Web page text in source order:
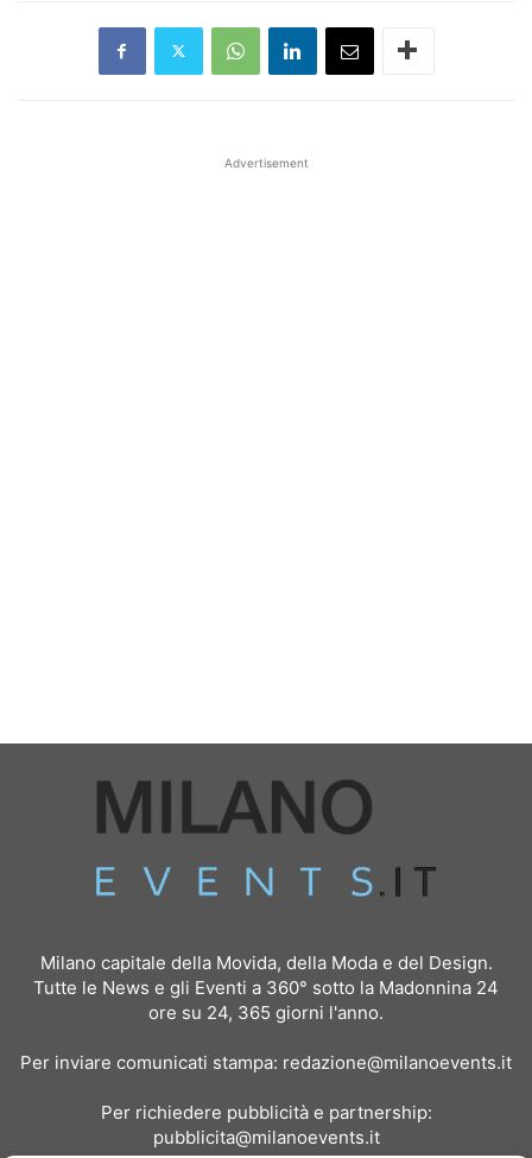
Advertisement
Milano capitale della Movida, della Moda e del Design.
Tutte le News e gli Eventi a 360° sotto la Madonnina 24
ore su 24, 365 giorni l'anno.
Per inviare comunicati stampa: redazione@milanoevents.it
Per richiedere pubblicità e partnership:
pubblicita@milanoevents.it